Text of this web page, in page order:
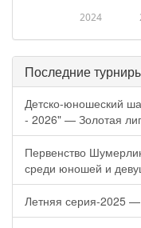
2024
Последние
Детско-юношеский
- 2026" — Золотая
Первенство
среди юношей и
Летняя серия-2025